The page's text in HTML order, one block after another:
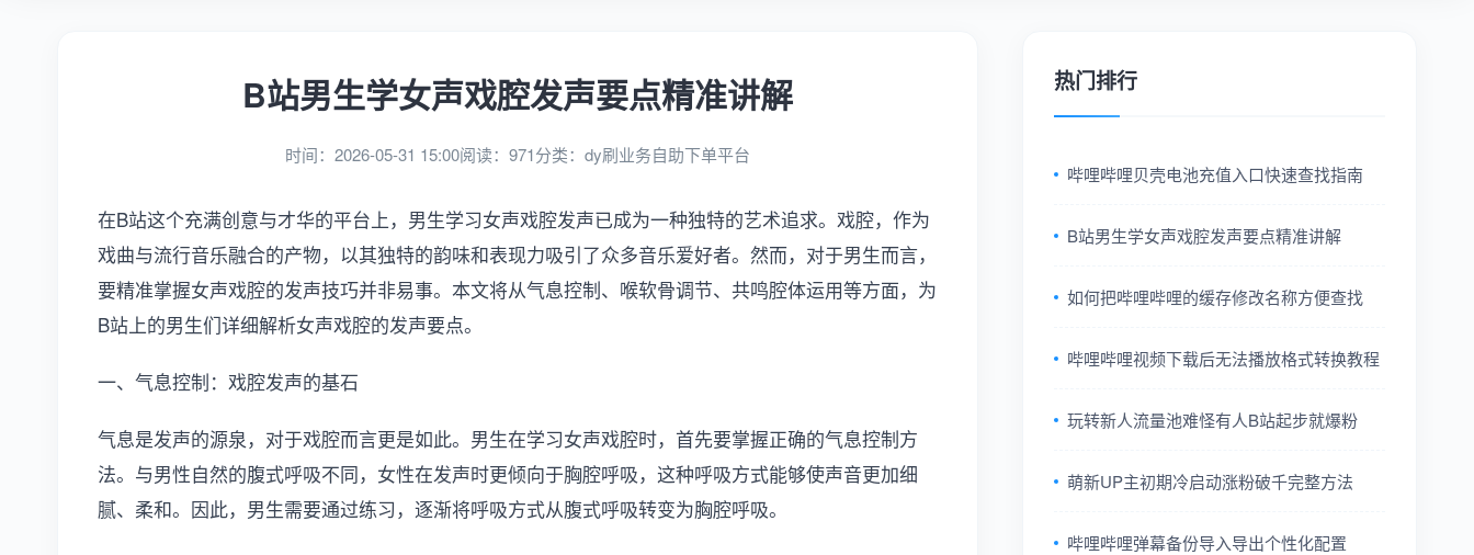
B站男生学女声戏腔发声要点精准讲解
时间：2026-05-31 15:00阅读：971分类： dy刷业务自助下单平台
在B站这个充满创意与才华的平台上，男生学习女声戏腔发声已成为一种独特的艺术追求。戏腔，作为
戏曲与流行音乐融合的产物，以其独特的韵味和表现力吸引了众多音乐爱好者。然而，对于男生而言，
要精准掌握女声戏腔的发声技巧并非易事。本文将从气息控制、喉软骨调节、共鸣腔体运用等方面，为
B站上的男生们详细解析女声戏腔的发声要点。
一、气息控制：戏腔发声的基石
气息是发声的源泉，对于戏腔而言更是如此。男生在学习女声戏腔时，首先要掌握正确的气息控制方
法。与男性自然的腹式呼吸不同，女性在发声时更倾向于胸腔呼吸，这种呼吸方式能够使声音更加细
腻、柔和。因此，男生需要通过练习，逐渐将呼吸方式从腹式呼吸转变为胸腔呼吸。
热门排行
哔哩哔哩贝壳电池充值入口快速查找指南
B站男生学女声戏腔发声要点精准讲解
如何把哔哩哔哩的缓存修改名称方便查找
哔哩哔哩视频下载后无法播放格式转换教程
玩转新人流量池难怪有人B站起步就爆粉
萌新UP主初期冷启动涨粉破千完整方法
哔哩哔哩弹幕备份导入导出个性化配置